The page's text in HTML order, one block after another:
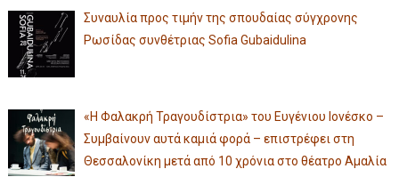
Συναυλία προς τιμήν της σπουδαίας σύγχρονης
Ρωσίδας συνθέτριας Sofia Gubaidulina
«Η Φαλακρή Τραγουδίστρια» του Ευγένιου Ιονέσκο –
Συμβαίνουν αυτά καμιά φορά – επιστρέφει στη
Θεσσαλονίκη μετά από 10 χρόνια στο θέατρο Αμαλία